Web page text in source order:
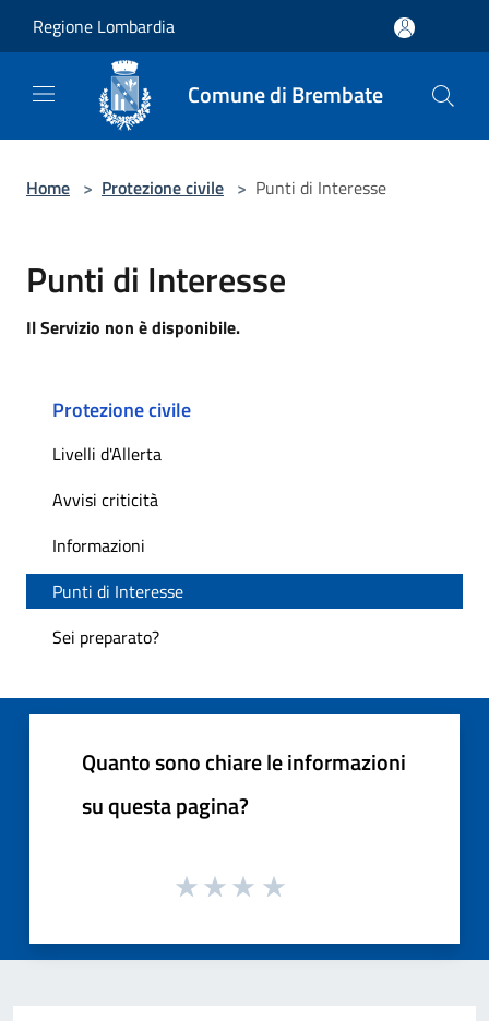
Regione Lombardia
Comune di Brembate
Home > Protezione civile > Punti di Interesse
Punti di Interesse
Il Servizio non è disponibile.
Protezione civile
Livelli d'Allerta
Avvisi criticità
Informazioni
Punti di Interesse
Sei preparato?
Quanto sono chiare le informazioni
su questa pagina?